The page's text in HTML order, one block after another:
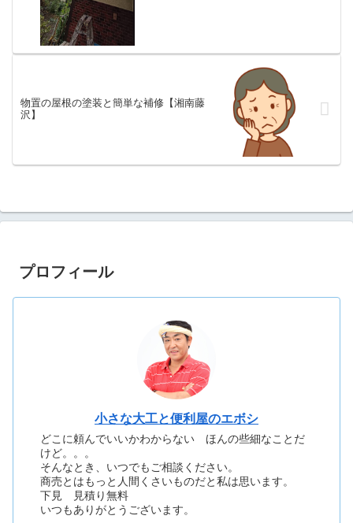
物置の屋根の塗装と簡単な補修【湘南藤
沢】
プロフィール
小さな大工と便利屋のエボシ
どこに頼んでいいかわからない ほんの些細なことだ
けど。。。
そんなとき、いつでもご相談ください。
商売とはもっと人間くさいものだと私は思います。
下見 見積り無料
いつもありがとうございます。